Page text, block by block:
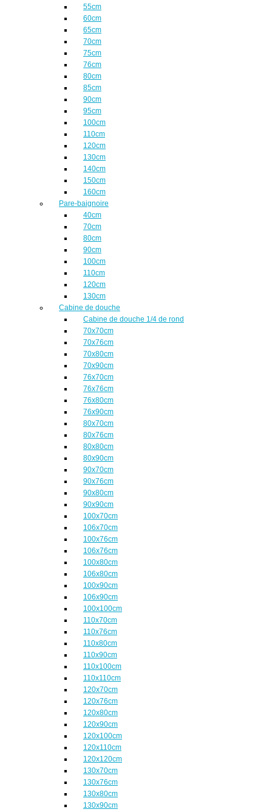
55cm
60cm
65cm
70cm
75cm
76cm
80cm
85cm
90cm
95cm
100cm
110cm
120cm
130cm
140cm
150cm
160cm
Pare-baignoire
40cm
70cm
80cm
90cm
100cm
110cm
120cm
130cm
Cabine de douche
Cabine de douche 1/4 de rond
70x70cm
70x76cm
70x80cm
70x90cm
76x70cm
76x76cm
76x80cm
76x90cm
80x70cm
80x76cm
80x80cm
80x90cm
90x70cm
90x76cm
90x80cm
90x90cm
100x70cm
106x70cm
100x76cm
106x76cm
100x80cm
106x80cm
100x90cm
106x90cm
100x100cm
110x70cm
110x76cm
110x80cm
110x90cm
110x100cm
110x110cm
120x70cm
120x76cm
120x80cm
120x90cm
120x100cm
120x110cm
120x120cm
130x70cm
130x76cm
130x80cm
130x90cm